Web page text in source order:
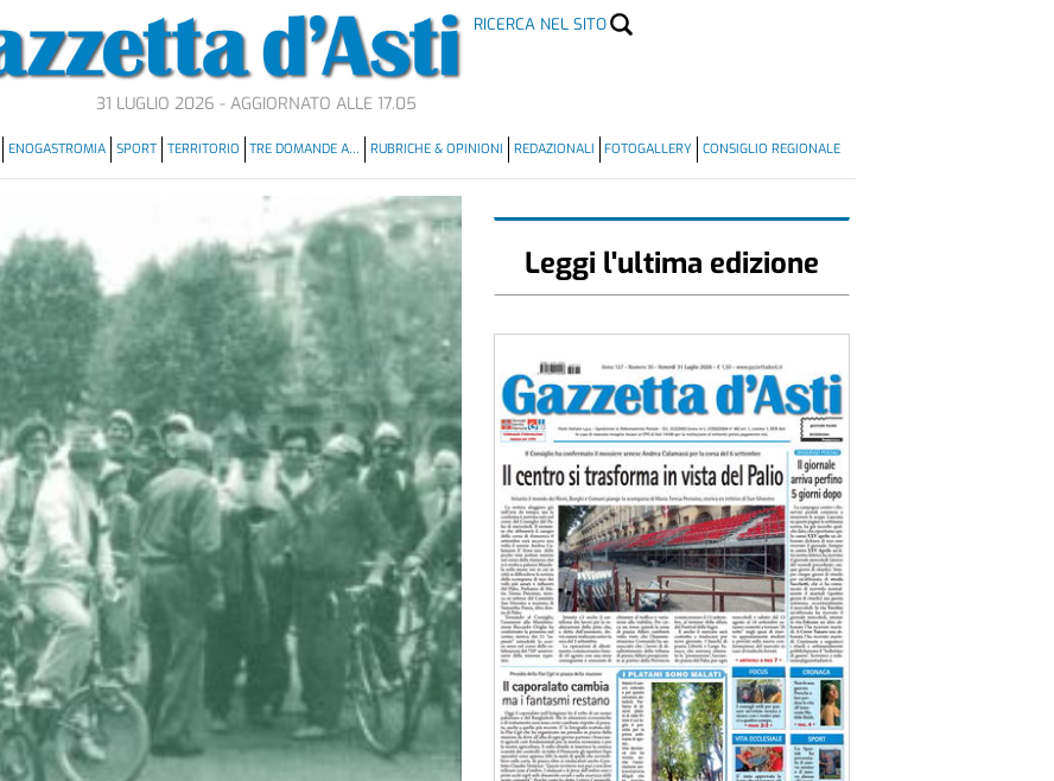
RICERCA NEL SITO
31 LUGLIO 2026 - AGGIORNATO ALLE 17.05
ENOGASTROMIA SPORT TERRITORIO TRE DOMANDE A… RUBRICHE & OPINIONI REDAZIONALI FOTOGALLERY CONSIGLIO REGIONALE
Leggi l'ultima edizione